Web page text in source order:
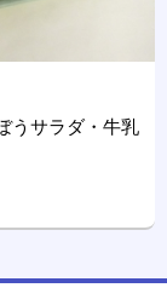
うサラダ・牛乳